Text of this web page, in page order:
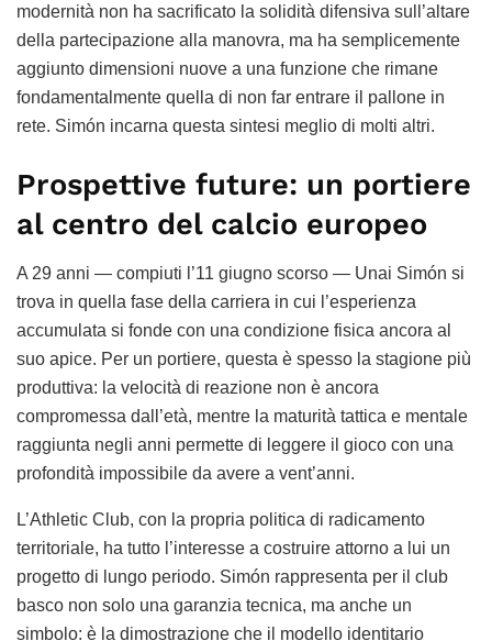
modernità non ha sacrificato la solidità difensiva sull’altare
della partecipazione alla manovra, ma ha semplicemente
aggiunto dimensioni nuove a una funzione che rimane
fondamentalmente quella di non far entrare il pallone in
rete. Simón incarna questa sintesi meglio di molti altri.
Prospettive future: un portiere
al centro del calcio europeo
A 29 anni — compiuti l’11 giugno scorso — Unai Simón si
trova in quella fase della carriera in cui l’esperienza
accumulata si fonde con una condizione fisica ancora al
suo apice. Per un portiere, questa è spesso la stagione più
produttiva: la velocità di reazione non è ancora
compromessa dall’età, mentre la maturità tattica e mentale
raggiunta negli anni permette di leggere il gioco con una
profondità impossibile da avere a vent’anni.
L’Athletic Club, con la propria politica di radicamento
territoriale, ha tutto l’interesse a costruire attorno a lui un
progetto di lungo periodo. Simón rappresenta per il club
basco non solo una garanzia tecnica, ma anche un
simbolo: è la dimostrazione che il modello identitario